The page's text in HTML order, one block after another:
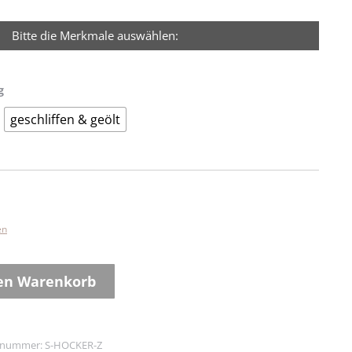
Bitte die Merkmale auswählen:
geschliffen & geölt
Warenkorb
S-HOCKER-Z